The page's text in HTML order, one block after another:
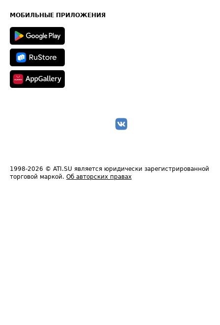
Техническая информация
МОБИЛЬНЫЕ ПРИЛОЖЕНИЯ
1998-2026 © ATI.SU является юридически зарегистрированной
торговой маркой. Об авторских правах